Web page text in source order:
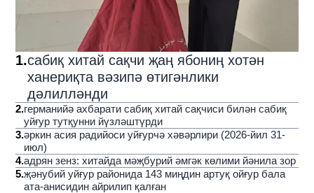
1.сабиқ хитай сақчи җаң ябониң хотән
ханериқта вәзипә өтигәнлики
дәлилләнди
2.германийә ахбарати сабиқ хитай сақчиси билән сабиқ
уйғур тутқунни йүзләштүрди
3.әркин асия радийоси уйғурчә хәвәрлири (2026-йил 31-
июл)
4.адрян зенз: хитайда мәҗбурий әмгәк көлими йәнила зор
5.җәнубий уйғур районида 143 миңдин артуқ ойғур бала
ата-анисидин айрилип қалған